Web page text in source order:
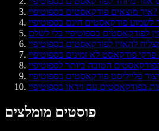
איך מוצאים פודקאסטים בספוטיפיי?
פוסטים מומלצים